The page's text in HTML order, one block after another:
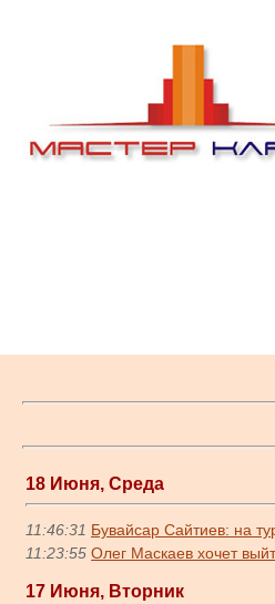
18 Июня, Среда
11:46:31 Бувайсар Сайтиев: на
11:23:55 Олег Маскаев хочет
17 Июня, Вторник